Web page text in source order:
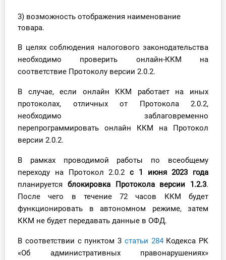
Тестирование для
бухгалтера
3) возможность отображения наименование
товара.
В целях соблюдения налогового законодательства
необходимо проверить онлайн-ККМ на
соответствие Протоколу версии 2.0.2.
В случае, если онлайн ККМ работает на иных
протоколах, отличных от Протокола 2.0.2,
необходимо заблаговременно
перепрограммировать онлайн ККМ на Протокол
версии 2.0.2.
В рамках проводимой работы по всеобщему
переходу на Протокол 2.0.2 с 1 июня 2023 года
планируется блокировка Протокола версии 1.2.3.
После чего в течение 72 часов ККМ будет
функционировать в автономном режиме, затем
ККМ не будет передавать данные в ОФД.
В соответствии с пунктом 3 статьи 284Кодекса РК
«Об административных правонарушениях»